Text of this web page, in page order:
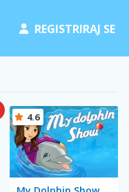
REGISTRIRAJ SE
4.6